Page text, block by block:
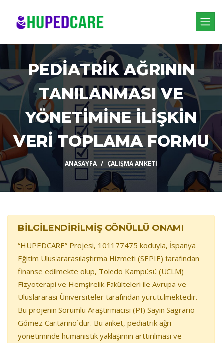
PEDİATRİK AĞRININ
TANILANMASI VE
YÖNETİMİNE İLİŞKİN
VERİ TOPLAMA FORMU
ANASAYFA ÇALIŞMA ANKETI
BİLGİLENDİRİLMİŞ GÖNÜLLÜ ONAMI
“HUPEDCARE” Projesi, 101177475 koduyla, İspanya
Eğitim Uluslararasılaştırma Hizmeti (SEPIE) tarafından
finanse edilmekte olup, Toledo Kampüsü (UCLM)
Fizyoterapi ve Hemşirelik Fakülteleri ile Avrupa ve
Uluslararası Üniversiteler tarafından yürütülmektedir.
Bu projenin Sorumlu Araştırmacısı (PI) Sayın Sagrario
Gómez Cantarino`dur. Bu anket, pediatrik ağrı
yönetiminde hümanistik yaklaşımın arttırılması ve